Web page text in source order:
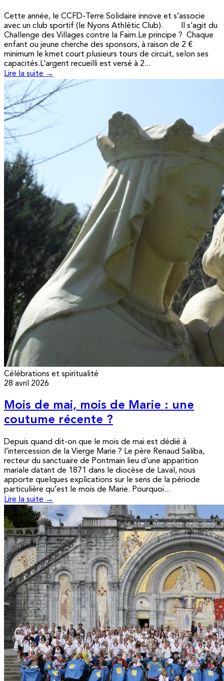
Cette année, le CCFD-Terre Solidaire innove et s’associe
avec un club sportif (le Nyons Athlétic Club). Il s’agit du
Challenge des Villages contre la Faim.Le principe ? Chaque
enfant ou jeune cherche des sponsors, à raison de 2 €
minimum le kmet court plusieurs tours de circuit, selon ses
capacités.L’argent recueilli est versé à 2...
Lire la suite →
Célébrations et spiritualité
28 avril 2026
Mois de mai, mois de Marie : une
coutume récente ?
Depuis quand dit-on que le mois de mai est dédié à
l’intercession de la Vierge Marie ? Le père Renaud Saliba,
recteur du sanctuaire de Pontmain lieu d’une apparition
mariale datant de 1871 dans le diocèse de Laval, nous
apporte quelques explications sur le sens de la période
particulière qu’est le mois de Marie. Pourquoi...
Lire la suite →